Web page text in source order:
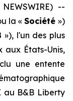
--
la « Société»)
»), l'un des plus
aux États-Unis,
une entente
au B&B Liberty